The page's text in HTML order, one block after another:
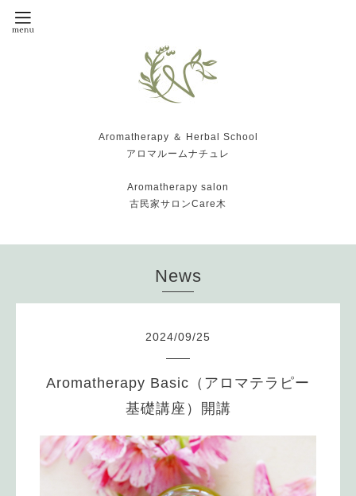
Aromatherapy ＆ Herbal School
アロマルームナチュレ
Aromatherapy salon
古民家サロンCare木
News
2024/09/25
Aromatherapy Basic（アロマテラピー
基礎講座）開講